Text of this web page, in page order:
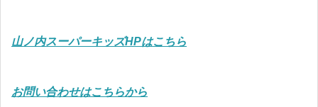
山ノ内スーパーキッズHPはこちら
お問い合わせはこちらから